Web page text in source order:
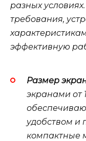
разных
требования,
эффективную
Размер
экранами от
удобством и
компактные